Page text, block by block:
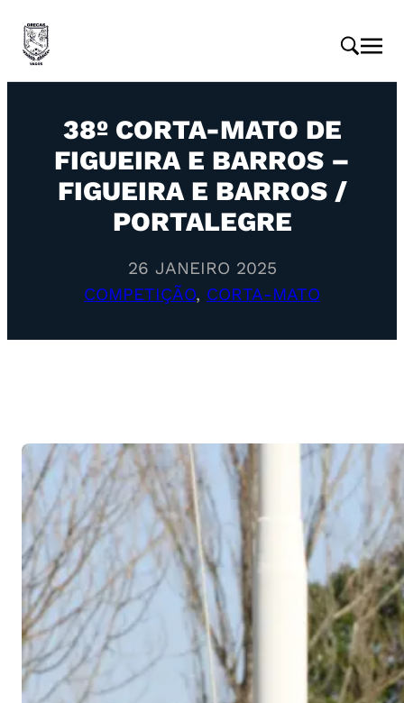
38º CORTA-MATO DE
FIGUEIRA E BARROS –
FIGUEIRA E BARROS /
PORTALEGRE
26 JANEIRO 2025
COMPETIÇÃO, CORTA-MATO